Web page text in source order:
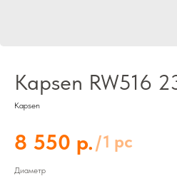
Kapsen RW516
Kapsen
8 550 р. /1 pc
Диаметр